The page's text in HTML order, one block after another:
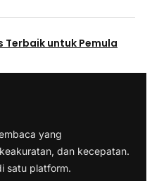
Terbaik untuk Pemula
yang
dan kecepatan.
satu platform.